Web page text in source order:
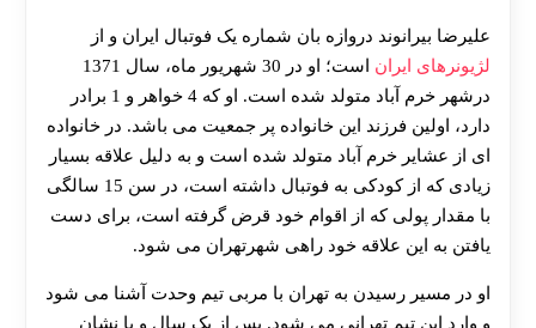
علیرضا بیرانوند دروازه بان شماره یک فوتبال ایران و از
لژیونرهای ایران
است؛ او در 30 شهریور ماه، سال 1371
درشهر خرم آباد متولد شده است. او که 4 خواهر و 1 برادر
دارد، اولین فرزند این خانواده پر جمعیت می باشد. در خانواده
ای از عشایر خرم آباد متولد شده است و به دلیل علاقه بسیار
زیادی که از کودکی به فوتبال داشته است، در سن 15 سالگی
با مقدار پولی که از اقوام خود قرض گرفته است، برای دست
یافتن به این علاقه خود راهی شهرتهران می شود.
او در مسیر رسیدن به تهران با مربی تیم وحدت آشنا می شود
و وارد این تیم تهرانی می شود. پس از یک سال و با نشان